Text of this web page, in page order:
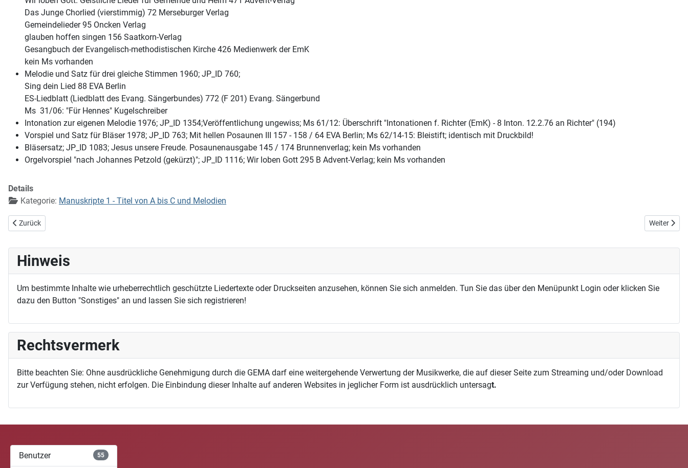
Das Junge Chorlied (vierstimmig) 72 Merseburger Verlag
Gemeindelieder 95 Oncken Verlag
glauben hoffen singen 156 Saatkorn-Verlag
Gesangbuch der Evangelisch-methodistischen Kirche 426 Medienwerk der EmK
kein Ms vorhanden
Melodie und Satz für drei gleiche Stimmen 1960; JP_ID 760;
Sing dein Lied 88 EVA Berlin
ES-Liedblatt (Liedblatt des Evang. Sängerbundes) 772 (F 201) Evang. Sängerbund
Ms 31/06: "Für Hennes" Kugelschreiber
Intonation zur eigenen Melodie 1976; JP_ID 1354;Veröffentlichung ungewiss; Ms 61/12: Überschrift "Intonationen f. Richter (EmK) - 8 Inton. 12.2.76 an Richter" (194)
Vorspiel und Satz für Bläser 1978; JP_ID 763; Mit hellen Posaunen III 157 - 158 / 64 EVA Berlin; Ms 62/14-15: Bleistift; identisch mit Druckbild!
Bläsersatz; JP_ID 1083; Jesus unsere Freude. Posaunenausgabe 145 / 174 Brunnenverlag; kein Ms vorhanden
Orgelvorspiel "nach Johannes Petzold (gekürzt)"; JP_ID 1116; Wir loben Gott 295 B Advent-Verlag; kein Ms vorhanden
Details
Kategorie: Manuskripte 1 - Titel von A bis C und Melodien
Vorheriger Beitrag: Nötiger als Brot und alle guten Gaben
Zurück Nächster
Weiter
Hinweis
Um bestimmte Inhalte wie urheberrechtlich geschützte Liedertexte oder Druckseiten anzusehen, können Sie sich anmelden. Tun Sie das über den Menüpunkt Login oder klicken Sie
dazu den Button "Sonstiges" an und lassen Sie sich registrieren!
Rechtsvermerk
Bitte beachten Sie: Ohne ausdrückliche Genehmigung durch die GEMA darf eine weitergehende Verwertung der Musikwerke, die auf dieser Seite zum Streaming und/oder Download
zur Verfügung stehen, nicht erfolgen. Die Einbindung dieser Inhalte auf anderen Websites in jeglicher Form ist ausdrücklich untersagt.
Benutzer 55